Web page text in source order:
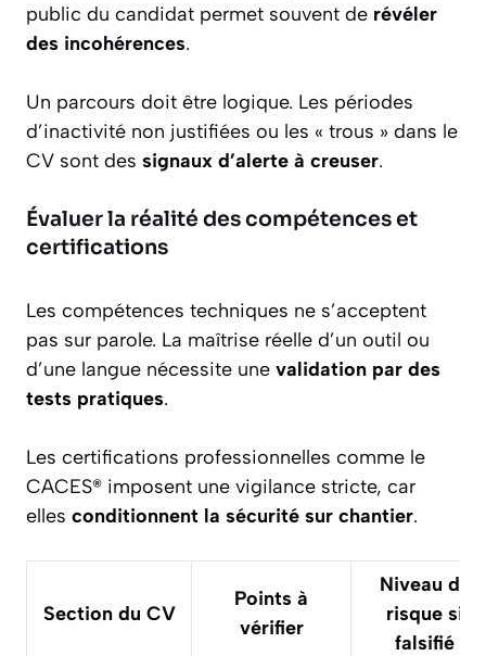
public du candidat permet souvent de révéler
des incohérences.
Un parcours doit être logique. Les périodes
d’inactivité non justifiées ou les « trous » dans le
CV sont des signaux d’alerte à creuser.
Évaluer la réalité des compétences et
certifications
Les compétences techniques ne s’acceptent
pas sur parole. La maîtrise réelle d’un outil ou
d’une langue nécessite une validation par des
tests pratiques.
Les certifications professionnelles comme le
CACES® imposent une vigilance stricte, car
elles conditionnent la sécurité sur chantier.
Section du CV
Points à
vérifier
Niveau de
risque si
falsifié